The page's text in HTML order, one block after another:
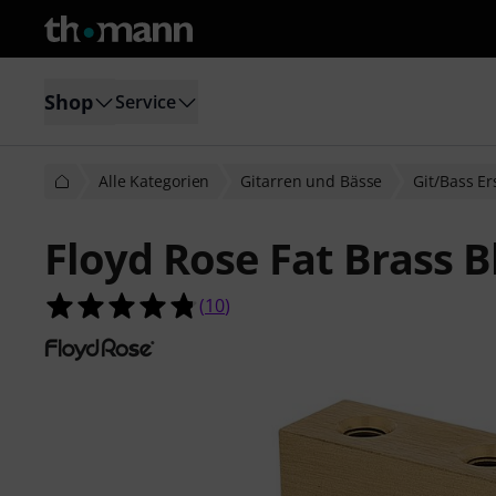
Shop Service
Alle Kategorien Gitarren und Bässe Git/Bass
Floyd Rose Fat Brass
4.8 von 5 Sternen aus 10
(10)